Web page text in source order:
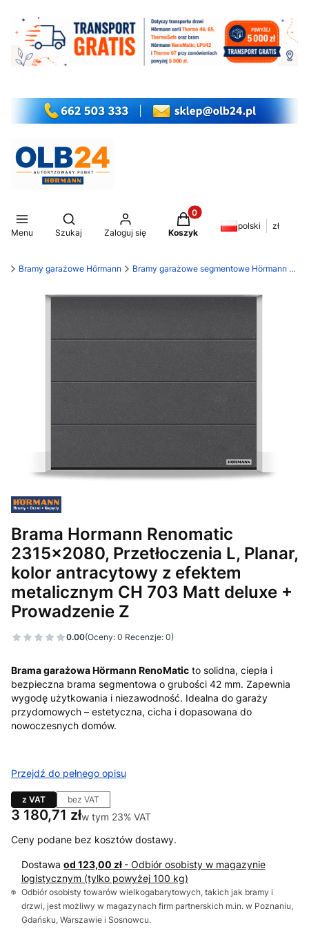
Menu
Otwórz wyszukiwarkę
Szukaj Zaloguj się
Produkty w koszyku: 0.
Koszyk
polski zł
Bramy garażowe Hörmann Bramy garażowe segmentowe Hörmann RenoMatic
Brama Hormann Renomatic
2315x2080, Przetłoczenia L, Planar,
kolor antracytowy z efektem
metalicznym CH 703 Matt deluxe +
Prowadzenie Z
0.00(Oceny: 0 Recenzje: 0)
Brama garażowa Hörmann RenoMatic to solidna, ciepła i
bezpieczna brama segmentowa o grubości 42 mm. Zapewnia
wygodę użytkowania i niezawodność. Idealna do garaży
przydomowych – estetyczna, cicha i dopasowana do
nowoczesnych domów.
Przejdź do pełnego opisu
z VAT bez VAT
Cena
3 180,71 złw tym 23% VAT
w tym 23% VAT
Ceny podane bez kosztów dostawy.
Dostawa od 123,00 zł - Odbiór osobisty w magazynie
logistycznym (tylko powyżej 100 kg)
Odbiór osobisty towarów wielkogabarytowych, takich jak bramy i
drzwi, jest możliwy w magazynach firm partnerskich m.in. w Poznaniu,
Gdańsku, Warszawie i Sosnowcu.